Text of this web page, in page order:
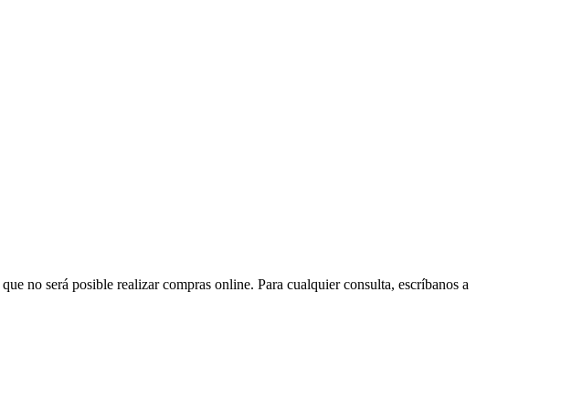
no será posible realizar compras online. Para cualquier consulta, escríbanos a